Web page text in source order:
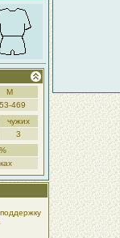
М
469
чужих
3